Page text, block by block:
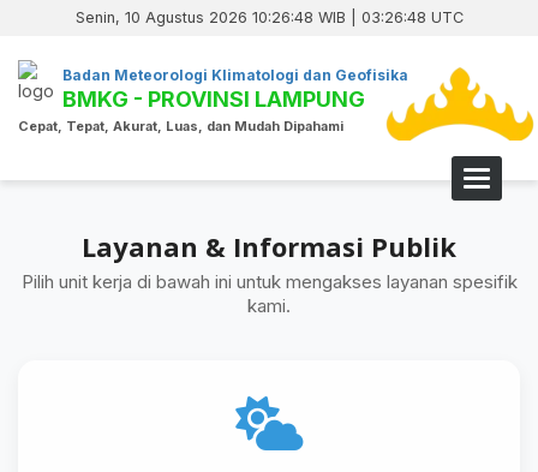
Senin, 10 Agustus 2026 10:26:48 WIB | 03:26:48 UTC
Badan Meteorologi Klimatologi dan Geofisika
BMKG - PROVINSI LAMPUNG
Cepat, Tepat, Akurat, Luas, dan Mudah Dipahami
Toggle
Layanan & Informasi Publik
Pilih unit kerja di bawah ini untuk mengakses layanan spesifik
kami.